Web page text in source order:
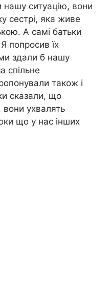
ситуацію, вони
сестрі, яка живе
А самі батьки
попросив їх
здали б нашу
спільне
також і
сказали, що
ухвалять
що у нас інших